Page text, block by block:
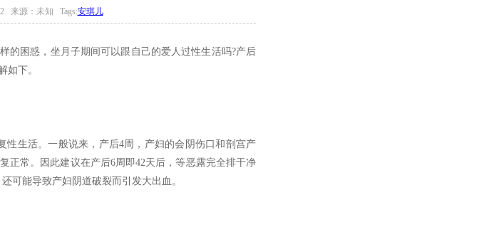
来源：未知 Tags:安琪儿
困惑，坐月子期间可以跟自己的爱人过性生活吗?产后
如下。
生活。一般说来，产后4周，产妇的会阴伤口和剖宫产
正常。因此建议在产后6周即42天后，等恶露完全排干净
可能导致产妇阴道破裂而引发大出血。